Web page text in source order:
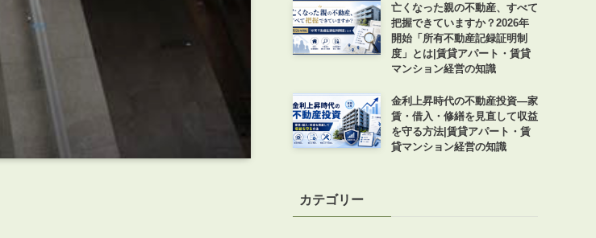
亡くなった親の不動産、すべて
把握できていますか？2026年
開始「所有不動産記録証明制
度」とは|賃貸アパート・賃貸
マンション経営の知識
金利上昇時代の不動産投資―家
賃・借入・修繕を見直して収益
を守る方法|賃貸アパート・賃
貸マンション経営の知識
カテゴリー